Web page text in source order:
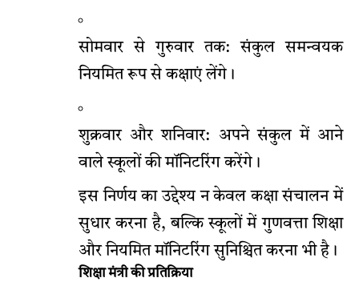
सोमवार से गुरुवार तक: संकुल समन्वयक
नियमित रूप से कक्षाएं लेंगे।
शुक्रवार और शनिवार: अपने संकुल में आने
वाले स्कूलों की मॉनिटरिंग करेंगे।
इस निर्णय का उद्देश्य न केवल कक्षा संचालन में
सुधार करना है, बल्कि स्कूलों में गुणवत्ता शिक्षा
और नियमित मॉनिटरिंग सुनिश्चित करना भी है।
शिक्षा मंत्री की प्रतिक्रिया